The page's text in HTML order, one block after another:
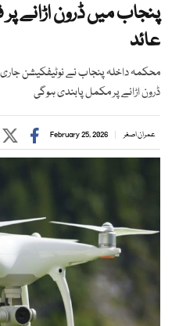
پنجاب میں ڈرون اڑانے
عائد
محکمہ داخلہ پنجاب نے نوٹیفکیشن
ڈرون اڑانے پر مکمل پابندی ہوگی
عمران اصغر February 25, 2026